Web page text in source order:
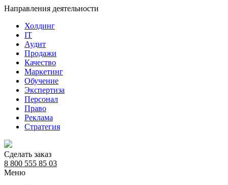
Направления деятельности
Холдинг
IT
Аудит
Продажи
Качество
Маркетинг
Обучение
Экспертиза
Персонал
Право
Реклама
Стратегия
Сделать заказ
8 800 555 85 03
Меню